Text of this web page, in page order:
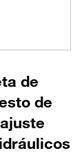
de
de